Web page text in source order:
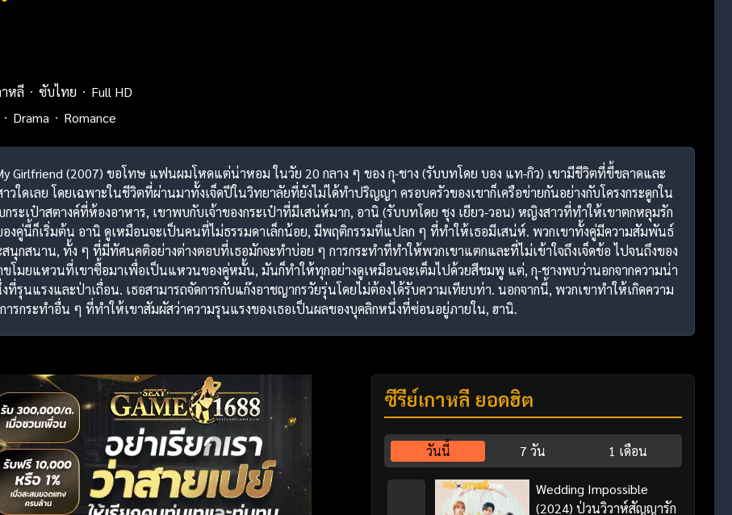
หลี ซับไทย
Full HD
Drama Romance
Girlfriend (2007) ขอโทษ แฟนผมโหดแต่น่าหอม ในวัย 20 กลาง ๆ ของ กุ-ชาง (รับบทโดย บอง แท-กิว) เขามีชีวิตที่ขี้ขลาดและ
วใดเลย โดยเฉพาะในชีวิตที่ผ่านมาทั้งเจ็ดปีในวิทยาลัยที่ยังไม่ได้ทำปริญญา ครอบครัวของเขาก็เครือข่ายกันอย่างกับโครงกระดูกใน
ระเป๋าสตางค์ที่ห้องอาหาร, เขาพบกับเจ้าของกระเป๋าที่มีเสน่ห์มาก, อานิ (รับบทโดย ชุง เยียว-วอน) หญิงสาวที่ทำให้เขาตกหลุมรัก
คู่นี้ก็เริ่มต้น อานิ ดูเหมือนจะเป็นคนที่ไม่ธรรมดาเล็กน้อย, มีพฤติกรรมที่แปลก ๆ ที่ทำให้เธอมีเสน่ห์. พวกเขาทั้งคู่มีความสัมพันธ์
นุกสนาน, ทั้ง ๆ ที่มีทัศนคติอย่างต่างตอบที่เธอมักจะทำบ่อย ๆ การกระทำที่ทำให้พวกเขาแตกและที่ไม่เข้าใจถึงเจ็ดข้อ ไปจนถึงของ
ขโมยแหวนที่เขาซื้อมาเพื่อเป็นแหวนของคู่หมั้น, มันก็ทำให้ทุกอย่างดูเหมือนจะเต็มไปด้วยสีชมพู แต่, กุ-ชางพบว่านอกจากความน่า
รุนแรงและป่าเถื่อน. เธอสามารถจัดการกับแก๊งอาชญากรวัยรุ่นโดยไม่ต้องได้รับความเทียบท่า. นอกจากนี้, พวกเขาทำให้เกิดความ
ารกระทำอื่น ๆ ที่ทำให้เขาสัมผัสว่าความรุนแรงของเธอเป็นผลของบุคลิกหนึ่งที่ซ่อนอยู่ภายใน, ฮานิ.
ซีรี่ย์เกาหลี ยอดฮิต
วันนี้ 7 วัน 1 เดือน
Wedding Impossible
(2024) ป่วนวิวาห์สัญญารัก